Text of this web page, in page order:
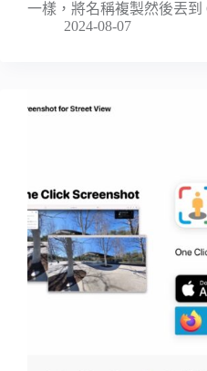
一樣，將名稱複製然後丟
2024-08-07